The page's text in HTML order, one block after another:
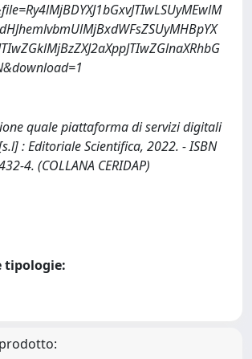
quale piattaforma di servizi digitali
: Editoriale Scientifica, 2022. - ISBN
4. (COLLANA CERIDAP)
tipologie: